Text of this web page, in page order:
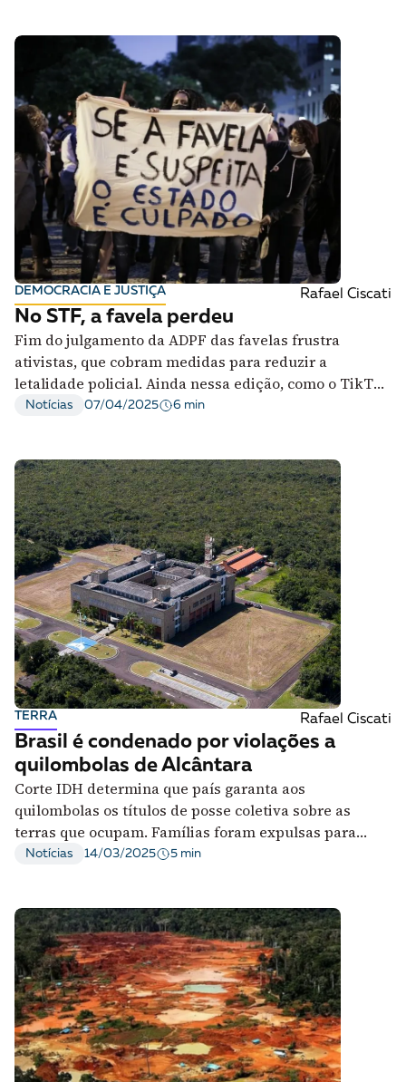
DEMOCRACIA E JUSTIÇA Rafael Ciscati
No STF, a favela perdeu
Fim do julgamento da ADPF das favelas frustra
ativistas, que cobram medidas para reduzir a
letalidade policial. Ainda nessa edição, como o TikTok
fomenta a misoginia entre adolescentes
Notícias 07/04/2025 6 min
TERRA Rafael Ciscati
Brasil é condenado por violações a
quilombolas de Alcântara
Corte IDH determina que país garanta aos
quilombolas os títulos de posse coletiva sobre as
terras que ocupam. Famílias foram expulsas para
construção de base aeroespacial
Notícias 14/03/2025 5 min